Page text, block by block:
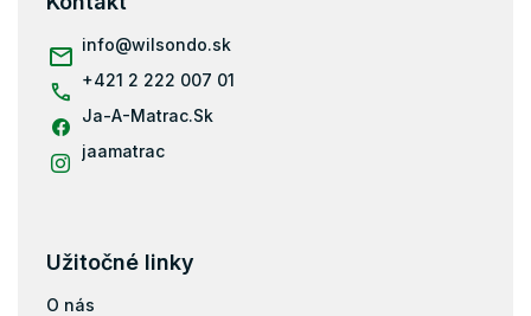
Rošty do postele 80x200
Rošty do postele 70x140
Rošty do postele 80x160
Rošty do postele 70x160
Rošty do postele 80x180
info@wilsondo.sk
+421 2 222 007 01
Ja-A-Matrac.Sk
jaamatrac
Užitočné linky
O nás